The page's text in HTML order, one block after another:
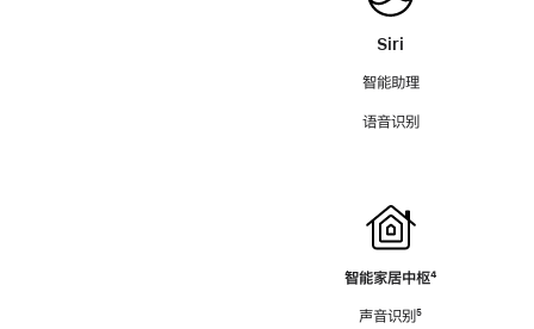
Siri
智能助理
语音识别
智能家居中枢脚
⁴
声音识别脚
⁵